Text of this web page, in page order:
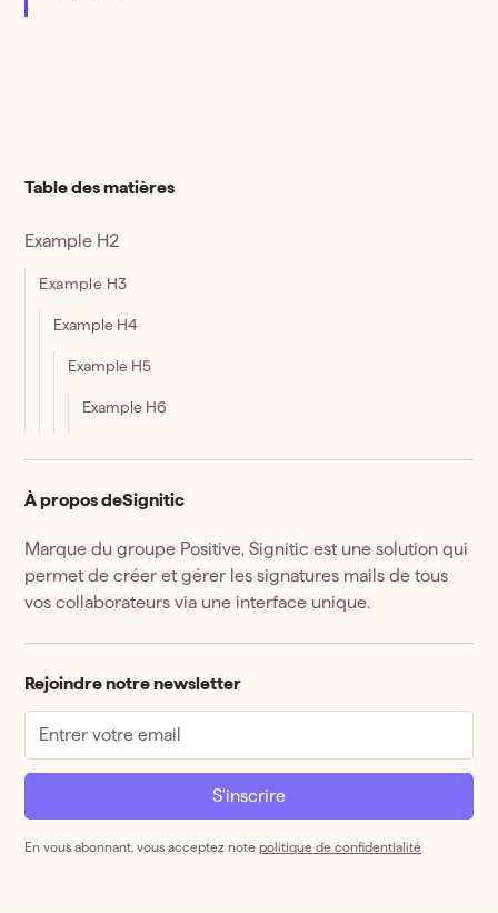
Table des matières
Example H2
Example H3
Example H4
Example H5
Example H6
À propos deSignitic
Marque du groupe Positive, Signitic est une solution qui
permet de créer et gérer les signatures mails de tous
vos collaborateurs via une interface unique.
Rejoindre notre newsletter
En vous abonnant, vous acceptez notepolitique de confidentialité